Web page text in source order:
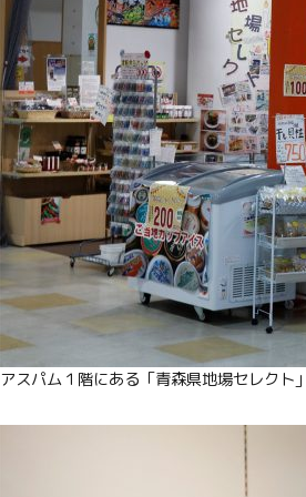
アスパム１階にある「青森県地場セレクト